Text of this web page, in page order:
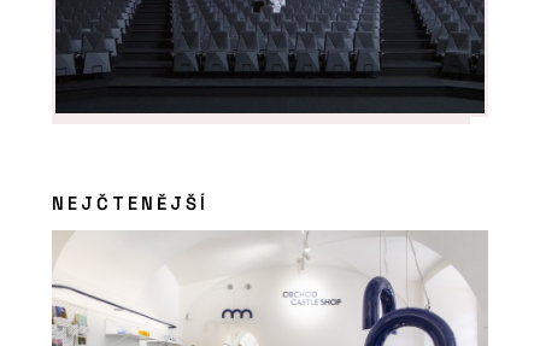
ČLÁNKY
Zvenku moderní a účelná
architektura, uvnitř kvalitní prostory
pro výuku a velkorysé atrium – novou
budovu ekonomické fakulty v Ostravě
brzy zaplní studenti
NEJČTENĚJŠÍ